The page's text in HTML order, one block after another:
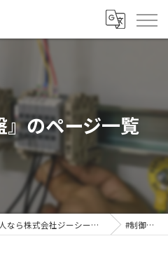
のページ一覧
岡山県岡山市の電気工事の求人なら株式会社ジーシーデイ #制御盤